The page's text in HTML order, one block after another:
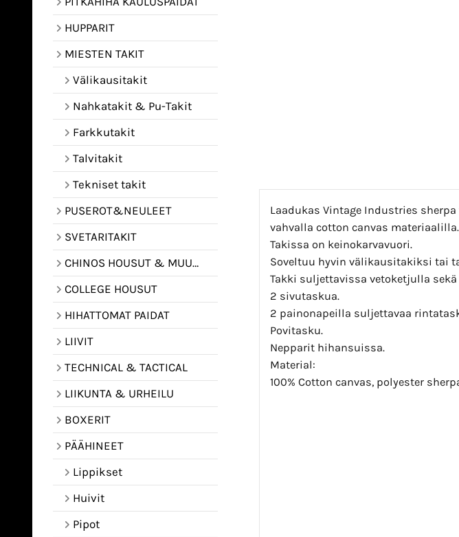
HUPPARIT
MIESTEN TAKIT
Välikausitakit
Nahkatakit & Pu-Takit
Farkkutakit
Talvitakit
Tekniset takit
PUSEROT&NEULEET
SVETARITAKIT
CHINOS HOUSUT & MUUT HOUSUT
COLLEGE HOUSUT
HIHATTOMAT PAIDAT
LIIVIT
TECHNICAL & TACTICAL
LIIKUNTA & URHEILU
BOXERIT
PÄÄHINEET
Lippikset
Huivit
Pipot
Laadukas Vintage Industries
vahvalla cotton canvas materiaalilla.
Takissa on keinokarvavuori.
Soveltuu hyvin välikausitakiksi tai
Takki suljettavissa vetoketjulla
2 sivutaskua.
2 painonapeilla suljettavaa
Povitasku.
Nepparit hihansuissa.
Material:
100% Cotton canvas, polyester